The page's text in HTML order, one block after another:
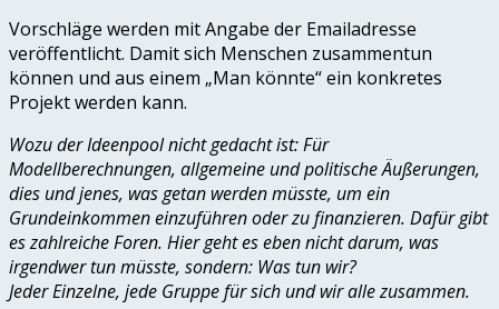
Vorschläge werden mit Angabe der Emailadresse
veröffentlicht. Damit sich Menschen zusammentun
können und aus einem „Man könnte“ ein konkretes
Projekt werden kann.
Wozu der Ideenpool nicht gedacht ist: Für
Modellberechnungen, allgemeine und politische Äußerungen,
dies und jenes, was getan werden müsste, um ein
Grundeinkommen einzuführen oder zu finanzieren. Dafür gibt
es zahlreiche Foren. Hier geht es eben nicht darum, was
irgendwer tun müsste, sondern: Was tun wir?
Jeder Einzelne, jede Gruppe für sich und wir alle zusammen.